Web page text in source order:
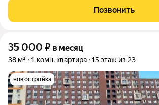
преимущество этой квартиры здесь уже есть всё для
комфортной жизни. Современный ремонт, вся
Позвонить
35 000 ₽ в месяц
38 м² 1-комн. квартира 15 этаж из 23
новостройка